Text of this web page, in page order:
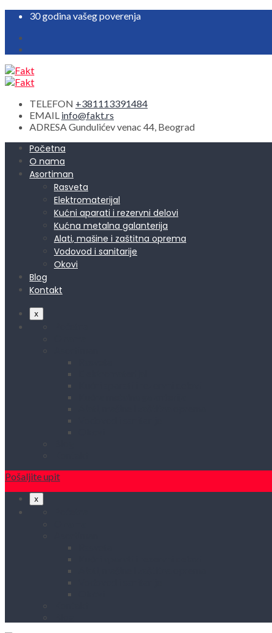
30 godina vašeg poverenja
TELEFON +381113391484
EMAIL info@fakt.rs
ADRESAGundulićev venac 44, Beograd
Početna
O nama
Asortiman
Rasveta
Elektromaterijal
Kućni aparati i rezervni delovi
Kućna metalna galanterija
Alati, mašine i zaštitna oprema
Vodovod i sanitarije
Okovi
Blog
Kontakt
x
Pošaljite upit
x